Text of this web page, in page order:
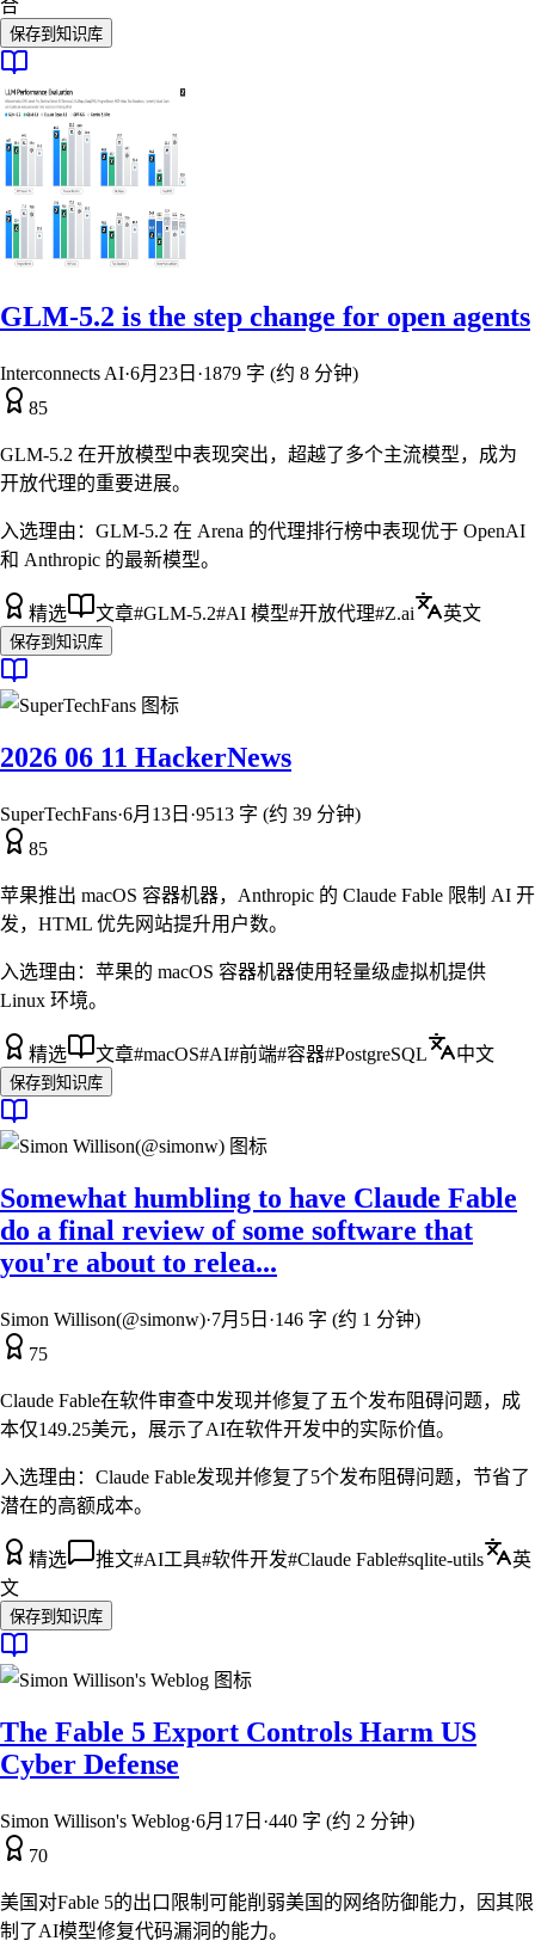
合
保存到知识库
GLM-5.2 is the step change for open agents
Interconnects AI·6月23日 ·1879 字 (约 8 分钟)
85
GLM-5.2 在开放模型中表现突出，超越了多个主流模型，成为
开放代理的重要进展。
入选理由： GLM-5.2 在 Arena 的代理排行榜中表现优于 OpenAI
和 Anthropic 的最新模型。
精选 文章#GLM-5.2#AI 模型#开放代理#Z.ai 英文
保存到知识库
2026 06 11 HackerNews
SuperTechFans·6月13日 ·9513 字 (约 39 分钟)
85
苹果推出 macOS 容器机器，Anthropic 的 Claude Fable 限制 AI 开
发，HTML 优先网站提升用户数。
入选理由： 苹果的 macOS 容器机器使用轻量级虚拟机提供
Linux 环境。
精选 文章#macOS#AI#前端#容器#PostgreSQL 中文
保存到知识库
Somewhat humbling to have Claude Fable
do a final review of some software that
you're about to relea...
Simon Willison(@simonw)·7月5日 ·146 字 (约 1 分钟)
75
Claude Fable在软件审查中发现并修复了五个发布阻碍问题，成
本仅149.25美元，展示了AI在软件开发中的实际价值。
入选理由： Claude Fable发现并修复了5个发布阻碍问题，节省了
潜在的高额成本。
精选 推文#AI工具#软件开发#Claude Fable#sqlite-utils
英
文
保存到知识库
The Fable 5 Export Controls Harm US
Cyber Defense
Simon Willison's Weblog·6月17日 ·440 字 (约 2 分钟)
70
美国对Fable 5的出口限制可能削弱美国的网络防御能力，因其限
制了AI模型修复代码漏洞的能力。